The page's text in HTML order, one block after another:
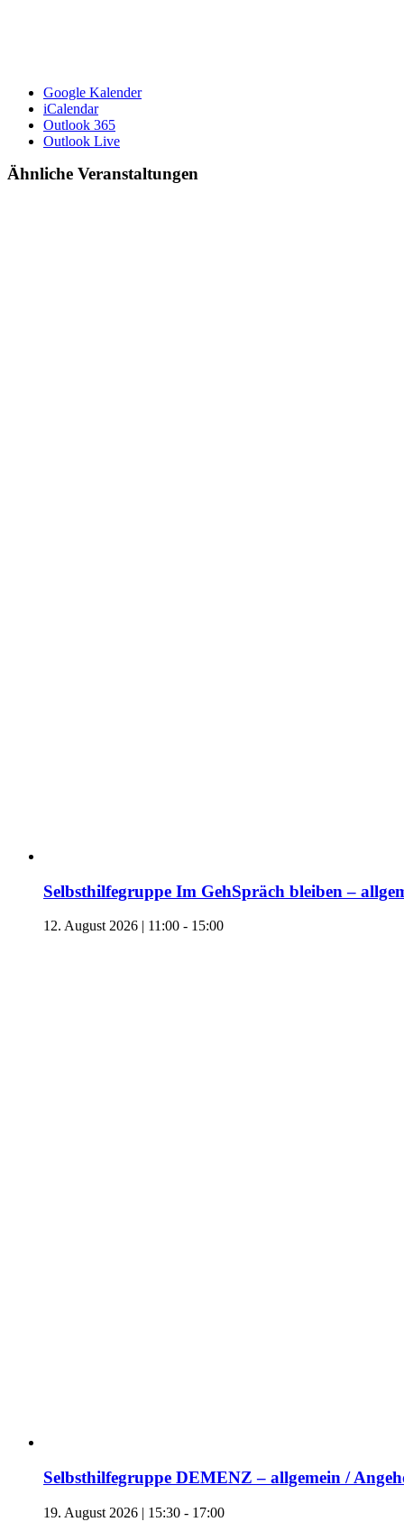
Google Kalender
iCalendar
Outlook 365
Outlook Live
Ähnliche Veranstaltungen
Selbsthilfegruppe Im GehSpräch bleiben –
12. August 2026 | 11:00 - 15:00
Selbsthilfegruppe DEMENZ – allgemein /
19. August 2026 | 15:30 - 17:00